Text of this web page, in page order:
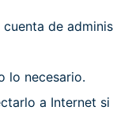
cuenta de
lo necesario.
a Internet si